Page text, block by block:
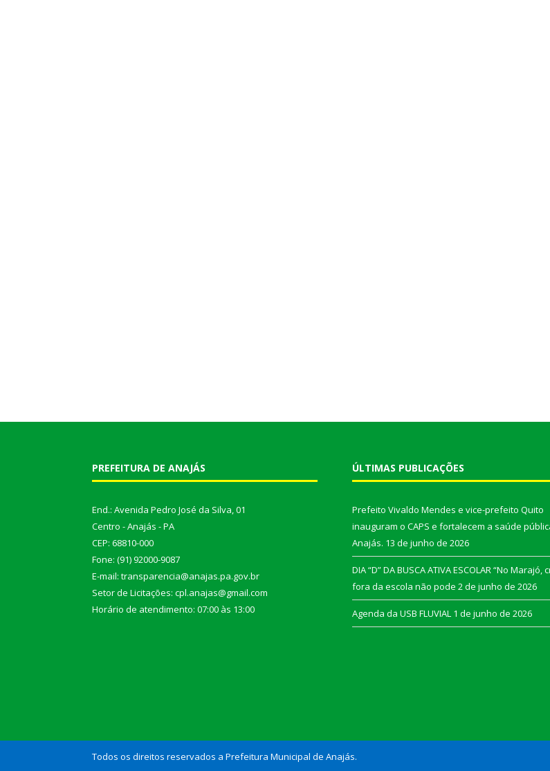
PREFEITURA DE ANAJÁS
End.: Avenida Pedro José da Silva, 01
Centro - Anajás - PA
CEP: 68810-000
Fone: (91) 92000-9087
E-mail: transparencia@anajas.pa.gov.br
Setor de Licitações: cpl.anajas@gmail.com
Horário de atendimento: 07:00 às 13:00
ÚLTIMAS PUBLICAÇÕES
Prefeito Vivaldo Mendes e vice-prefeito Quito
inauguram o CAPS e fortalecem a saúde
Anajás. 13 de junho de 2026
DIA “D” DA BUSCA ATIVA ESCOLAR “No Marajó,
fora da escola não pode 2 de junho de 2026
Agenda da USB FLUVIAL 1 de junho de 2026
Todos os direitos reservados a Prefeitura Municipal de Anajás.